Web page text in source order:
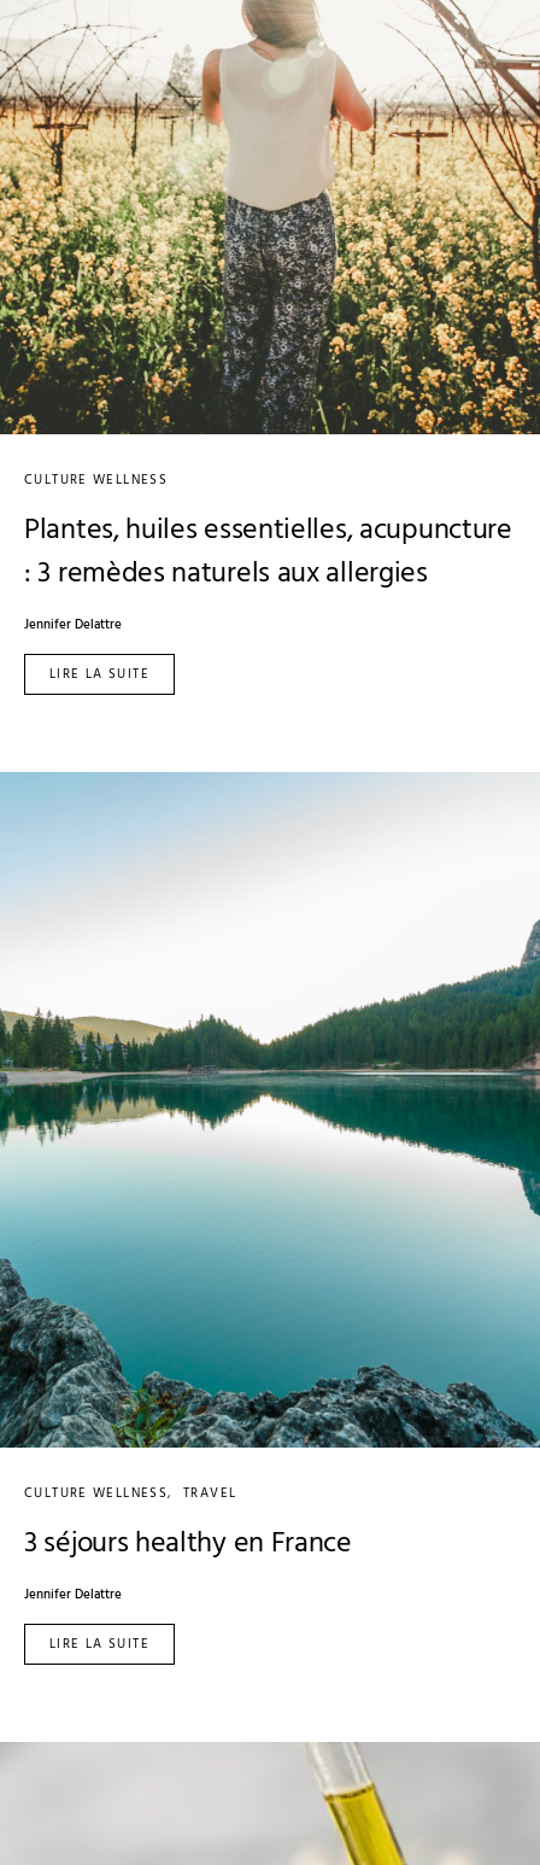
CULTURE WELLNESS
Plantes, huiles essentielles, acupuncture
: 3 remèdes naturels aux allergies
Jennifer Delattre
LIRE LA SUITE
CULTURE WELLNESS TRAVEL
3 séjours healthy en France
Jennifer Delattre
LIRE LA SUITE